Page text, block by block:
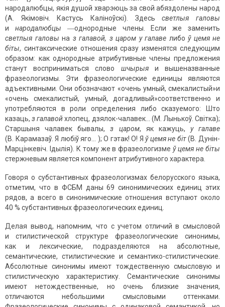
народалюбцы, якія душой хварэюць за свой абяздолены народ
(А. Якімовіч. Кастусь Каліноўскі). Здесьсветлыя галовы
и народалюбцы ―однородные члены. Если же заменить
светлыя галовы на з галавой, з царом у галаве либо ў цемя не
біты, синтаксические отношения сразу изменятся следующим
образом: как однородные атрибутивные члены предложения
станут восприни­маться слово шчырыяи вышеназванные
фразеологизмы. Эти фразео­логические единицы являются
адъективными. Они обозначают «очень умный, смекалистый»и
«очень смекалистый, умный, догадливый»соответственно и
употребляются в роли определения либо сказуемого: Што
казаць,з галавойхлопец, дзялок-чалавек... (М. Лынькоў. Світка);
Старшыня чалавек бывалы,з царом, як кажуць, у галаве
(В. Карамазаў. Я любіў яго... ); О гэтак! О! Яў цемя не біт(В. Дунін-
Марцінкевіч. Ідылія). К тому же в фразеологизмеў цемя не біты
стержневым является компонент атрибутивного характера.
Говоря о субстантивных фразеологизмах белорусского языка,
отметим, что в ФСБМ даны 69 синонимических единиц этих
рядов, а всего в синонимические отношения вступают около
40 % субстантивных фразеологических единиц.
Делая вывод, напомним, что с учетом отличий в смысловой
и стилистической структуре фразеологические синонимы,
как и лекси­ческие, подразделяются на абсолютные,
семантические, стилисти­ческие и семантико-стилистические.
Абсолютные синонимы имеют тождественную смысловую и
стилистическую характеристику. Семантические синонимы
имеют нетождественные, но очень близкие значения,
отличаются небольшими смысловыми оттенками.